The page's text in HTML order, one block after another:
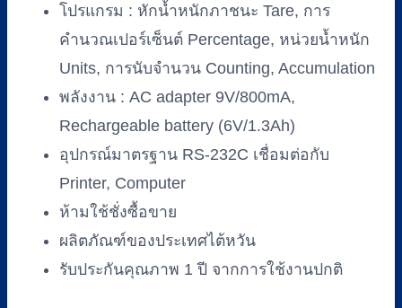
โปรแกรม : หักน้ำหนักภาชนะ Tare, การ
คำนวณเปอร์เซ็นต์ Percentage, หน่วยน้ำหนัก
Units, การนับจำนวน Counting, Accumulation
พลังงาน : AC adapter 9V/800mA,
Rechargeable battery (6V/1.3Ah)
อุปกรณ์มาตรฐาน RS-232C เชื่อมต่อกับ
Printer, Computer
ห้ามใช้ชั่งซื้อขาย
ผลิตภัณฑ์ของประเทศไต้หวัน
รับประกันคุณภาพ 1 ปี จากการใช้งานปกติ